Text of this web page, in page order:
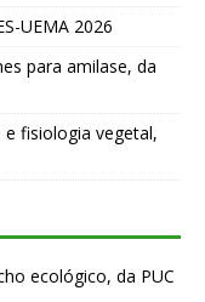
UEMA 2026
para amilase, da
fisiologia vegetal,
ecológico, da PUC